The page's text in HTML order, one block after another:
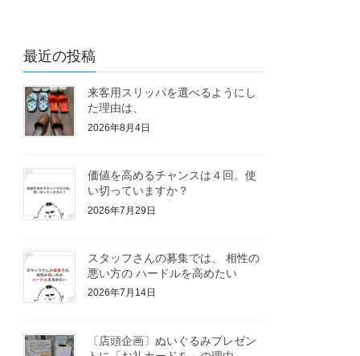
最近の投稿
来客用スリッパを選べるようにし
た理由は、
2026年8月4日
価値を高めるチャンスは４回。使
い切っていますか？
2026年7月29日
スタッフさんの募集では、 相性の
悪い方の ハードルを高めたい
2026年7月14日
〔店頭企画〕ぬいぐるみプレゼン